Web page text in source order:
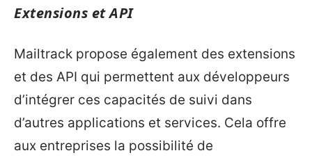
Extensions et API
Mailtrack propose également des extensions
et des API qui permettent aux développeurs
d’intégrer ces capacités de suivi dans
d’autres applications et services. Cela offre
aux entreprises la possibilité de